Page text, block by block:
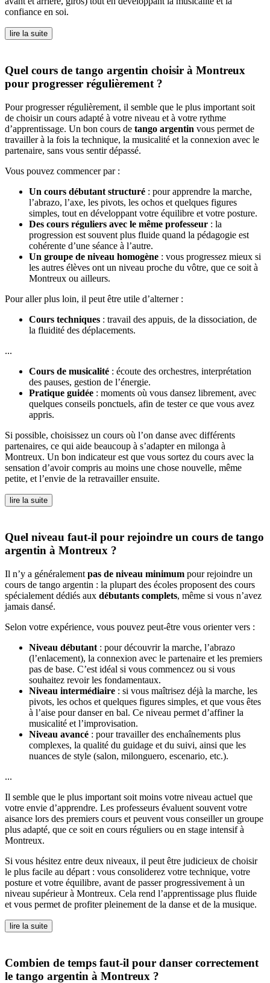
confiance en soi.
lire la suite
Quel cours de tango argentin choisir à Montreux
pour progresser régulièrement ?
Pour progresser régulièrement, il semble que le plus important soit
de choisir un cours adapté à votre niveau et à votre rythme
d’apprentissage. Un bon cours de tango argentin vous permet de
travailler à la fois la technique, la musicalité et la connexion avec le
partenaire, sans vous sentir dépassé.
Vous pouvez commencer par :
Un cours débutant structuré : pour apprendre la marche,
l’abrazo, l’axe, les pivots, les ochos et quelques figures
simples, tout en développant votre équilibre et votre posture.
Des cours réguliers avec le même professeur : la
progression est souvent plus fluide quand la pédagogie est
cohérente d’une séance à l’autre.
Un groupe de niveau homogène : vous progressez mieux si
les autres élèves ont un niveau proche du vôtre, que ce soit à
Montreux ou ailleurs.
Pour aller plus loin, il peut être utile d’alterner :
Cours techniques : travail des appuis, de la dissociation, de
la fluidité des déplacements.
...
Cours de musicalité : écoute des orchestres, interprétation
des pauses, gestion de l’énergie.
Pratique guidée : moments où vous dansez librement, avec
quelques conseils ponctuels, afin de tester ce que vous avez
appris.
Si possible, choisissez un cours où l’on danse avec différents
partenaires, ce qui aide beaucoup à s’adapter en milonga à
Montreux. Un bon indicateur est que vous sortez du cours avec la
sensation d’avoir compris au moins une chose nouvelle, même
petite, et l’envie de la retravailler ensuite.
lire la suite
Quel niveau faut-il pour rejoindre un cours de tango
argentin à Montreux ?
Il n’y a généralement pas de niveau minimum pour rejoindre un
cours de tango argentin : la plupart des écoles proposent des cours
spécialement dédiés aux débutants complets, même si vous n’avez
jamais dansé.
Selon votre expérience, vous pouvez peut-être vous orienter vers :
Niveau débutant : pour découvrir la marche, l’abrazo
(l’enlacement), la connexion avec le partenaire et les premiers
pas de base. C’est idéal si vous commencez ou si vous
souhaitez revoir les fondamentaux.
Niveau intermédiaire : si vous maîtrisez déjà la marche, les
pivots, les ochos et quelques figures simples, et que vous êtes
à l’aise pour danser en bal. Ce niveau permet d’affiner la
musicalité et l’improvisation.
Niveau avancé : pour travailler des enchaînements plus
complexes, la qualité du guidage et du suivi, ainsi que les
nuances de style (salon, milonguero, escenario, etc.).
...
Il semble que le plus important soit moins votre niveau actuel que
votre envie d’apprendre. Les professeurs évaluent souvent votre
aisance lors des premiers cours et peuvent vous conseiller un groupe
plus adapté, que ce soit en cours réguliers ou en stage intensif à
Montreux.
Si vous hésitez entre deux niveaux, il peut être judicieux de choisir
le plus facile au départ : vous consoliderez votre technique, votre
posture et votre équilibre, avant de passer progressivement à un
niveau supérieur à Montreux. Cela rend l’apprentissage plus fluide
et vous permet de profiter pleinement de la danse et de la musique.
lire la suite
Combien de temps faut-il pour danser correctement
le tango argentin à Montreux ?